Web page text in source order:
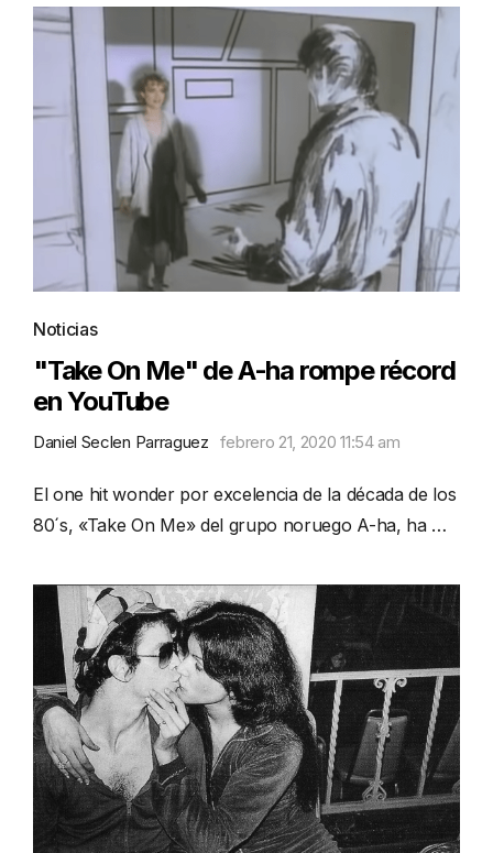
Noticias
"Take On Me" de A-ha rompe récord
en YouTube
Daniel Seclen Parraguez febrero 21, 2020 11:54 am
El one hit wonder por excelencia de la década de los
80´s, «Take On Me» del grupo noruego A-ha, ha …